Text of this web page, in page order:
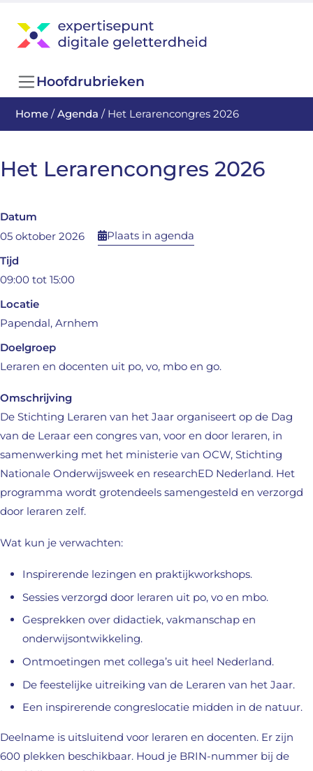
Hoofdrubrieken
Home /Agenda / Het Lerarencongres 2026
Het Lerarencongres 2026
Datum
05 oktober 2026
Plaats in agenda
Tijd
09:00 tot 15:00
Locatie
Papendal, Arnhem
Doelgroep
Leraren en docenten uit po, vo, mbo en go.
Omschrijving
De Stichting Leraren van het Jaar organiseert op de Dag
van de Leraar een congres van, voor en door leraren, in
samenwerking met het ministerie van OCW, Stichting
Nationale Onderwijsweek en researchED Nederland. Het
programma wordt grotendeels samengesteld en verzorgd
door leraren zelf.
Wat kun je verwachten:
Inspirerende lezingen en praktijkworkshops.
Sessies verzorgd door leraren uit po, vo en mbo.
Gesprekken over didactiek, vakmanschap en
onderwijsontwikkeling.
Ontmoetingen met collega’s uit heel Nederland.
De feestelijke uitreiking van de Leraren van het Jaar.
Een inspirerende congreslocatie midden in de natuur.
Deelname is uitsluitend voor leraren en docenten. Er zijn
600 plekken beschikbaar. Houd je BRIN-nummer bij de